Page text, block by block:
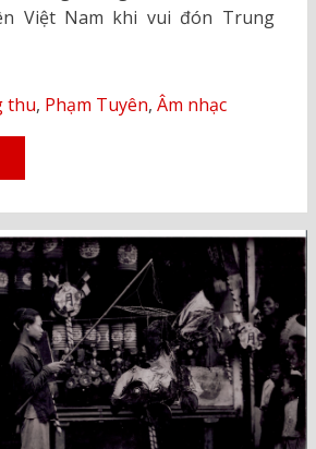
Việt Nam khi vui đón Trung
thu, Phạm Tuyên, Âm nhạc